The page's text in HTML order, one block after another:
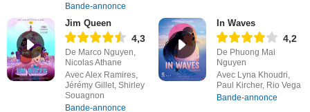
Bande-annonce
Jim Queen
4,3
De Marco Nguyen,
Nicolas Athane
Avec Alex Ramires,
Jérémy Gillet, Shirley
Souagnon
Bande-annonce
In Waves
4,2
De Phuong Mai
Nguyen
Avec Lyna Khoudri,
Paul Kircher, Rio Vega
Bande-annonce